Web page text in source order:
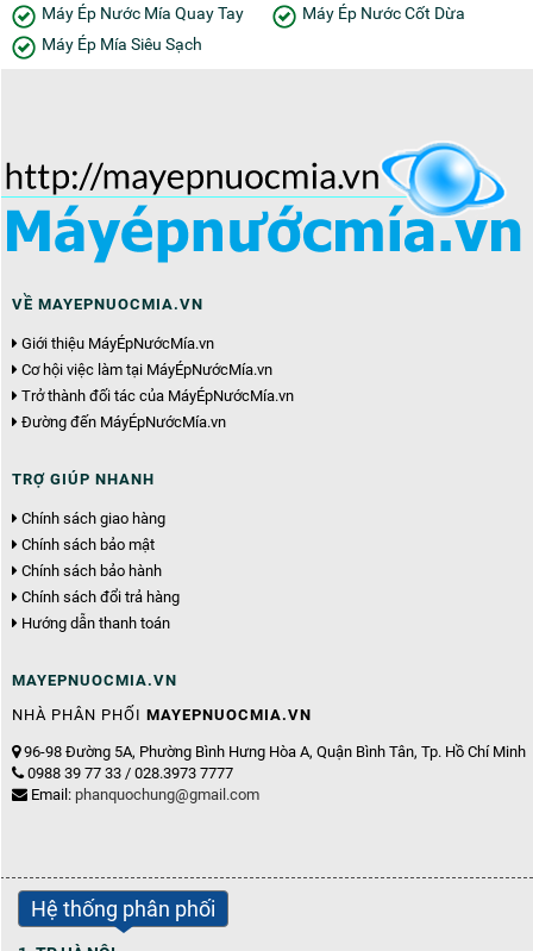
Máy Ép Nước Mía Quay Tay
Máy Ép Nước Cốt Dừa
Máy Ép Mía Siêu Sạch
VỀ MAYEPNUOCMIA.VN
Giới thiệu MáyÉpNướcMía.vn
Cơ hội việc làm tại MáyÉpNướcMía.vn
Trở thành đối tác của MáyÉpNướcMía.vn
Đường đến MáyÉpNướcMía.vn
TRỢ GIÚP NHANH
Chính sách giao hàng
Chính sách bảo mật
Chính sách bảo hành
Chính sách đổi trả hàng
Hướng dẫn thanh toán
MAYEPNUOCMIA.VN
NHÀ PHÂN PHỐI MAYEPNUOCMIA.VN
96-98 Đường 5A, Phường Bình Hưng Hòa A, Quận Bình Tân, Tp. Hồ Chí Minh
0988 39 77 33 / 028.3973 7777
Email: phanquochung@gmail.com
Hệ thống phân phối